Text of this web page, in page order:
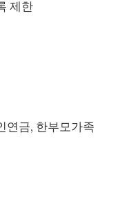
제한
연금, 한부모가족